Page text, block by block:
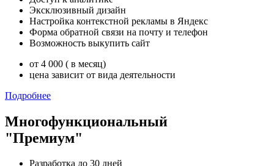
Эксклюзивный дизайн
Настройка контекстной рекламы в Яндекс
Форма обратной связи на почту и телефон
Возможность выкупить сайт
от 4 000 ( в месяц)
цена зависит от вида деятельности
Подробнее
Многофункциональный
"Премиум"
Разработка до 30 дней